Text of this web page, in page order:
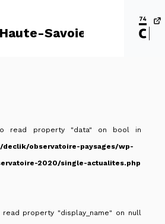
Savoie
read property "data" on bool in
observatoire-paysages/wp-
2020/single-actualites.php
property "display_name" on null